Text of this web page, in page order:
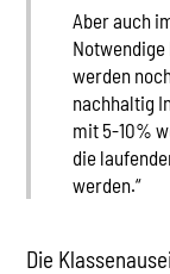
Aber auch
werden
nachhaltig
mit 5-10%
die
werden.“
Die